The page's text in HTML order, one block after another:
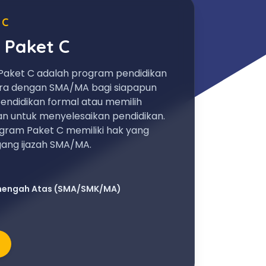
C
C adalah program pendidikan
dengan SMA/MA bagi siapapun
formal atau memilih
untuk menyelesaikan pendidikan.
Paket C memiliki hak yang
ijazah SMA/MA.
Atas (SMA/SMK/MA)